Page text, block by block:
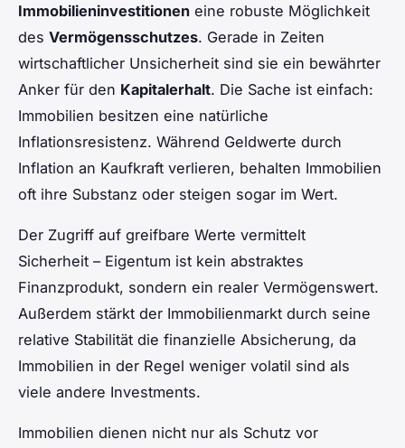
Immobilieninvestitionen eine robuste Möglichkeit
des Vermögensschutzes. Gerade in Zeiten
wirtschaftlicher Unsicherheit sind sie ein bewährter
Anker für den Kapitalerhalt. Die Sache ist einfach:
Immobilien besitzen eine natürliche
Inflationsresistenz. Während Geldwerte durch
Inflation an Kaufkraft verlieren, behalten Immobilien
oft ihre Substanz oder steigen sogar im Wert.
Der Zugriff auf greifbare Werte vermittelt
Sicherheit – Eigentum ist kein abstraktes
Finanzprodukt, sondern ein realer Vermögenswert.
Außerdem stärkt der Immobilienmarkt durch seine
relative Stabilität die finanzielle Absicherung, da
Immobilien in der Regel weniger volatil sind als
viele andere Investments.
Immobilien dienen nicht nur als Schutz vor